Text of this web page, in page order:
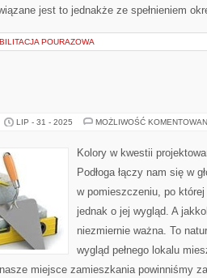
jest to jednakże ze spełnieniem
POURAZOWA
LIP - 31 - 2025 MOŻLIWOŚĆ
Kolory w kwestii
Podłoga łączy nam się w
w pomieszczeniu, po
jednak o jej wygląd. A
niezmiernie ważna. To
wygląd pełnego lokalu
miejsce zamieszkania powinniśmy